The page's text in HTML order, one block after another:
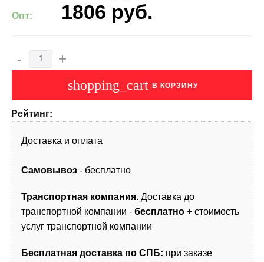
Опт: 1806 руб.
- +
shopping_cart В КОРЗИНУ
Рейтинг:
Доставка и оплата
Самовывоз - бесплатно
Транспортная компания. Доставка до
транспортной компании - бесплатно + стоимость
услуг транспортной компании
Бесплатная доставка по СПБ: при заказе